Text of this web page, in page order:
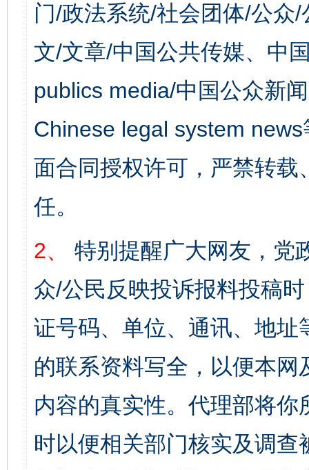
门/政法系统/社会团体/公众
文/文章/中国公共传媒、中
publics media/中国公众新
Chinese legal system
面合同授权许可，严禁转
任。
2、
特别提醒广大网友，党
众/公民反映投诉报料投稿
证号码、单位、通讯、地
的联系资料写全，以便本
内容的真实性。代理部将
时以便相关部门核实及调